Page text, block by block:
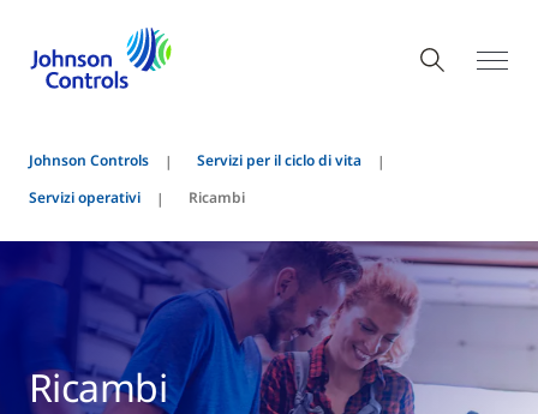
Johnson Controls
Servizi per il ciclo di vita
Servizi operativi
Ricambi
Ricambi